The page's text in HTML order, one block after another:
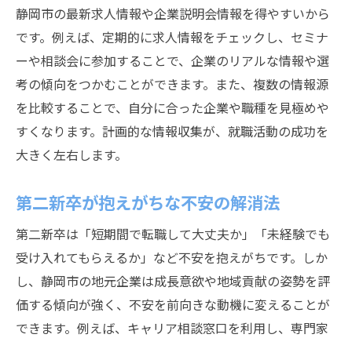
は
地元でのネットワークを活かした就職活動
長期的な視点で職場選びを考える重要性
静岡市で理想のキャリアを築くための就活戦略
第二新卒が理想のキャリアを描くための計
画
未経験からキャリア形成を進めるステップ
第二新卒の就職活動で大切な心構え
静岡市で自分らしい働き方を実現する方法
静岡市の最新求人情報や企業説明会情報を得やすいから
です。例えば、定期的に求人情報をチェックし、セミナ
ーや相談会に参加することで、企業のリアルな情報や選
考の傾向をつかむことができます。また、複数の情報源
を比較することで、自分に合った企業や職種を見極めや
すくなります。計画的な情報収集が、就職活動の成功を
大きく左右します。
第二新卒が抱えがちな不安の解消法
第二新卒は「短期間で転職して大丈夫か」「未経験でも
受け入れてもらえるか」など不安を抱えがちです。しか
し、静岡市の地元企業は成長意欲や地域貢献の姿勢を評
価する傾向が強く、不安を前向きな動機に変えることが
できます。例えば、キャリア相談窓口を利用し、専門家